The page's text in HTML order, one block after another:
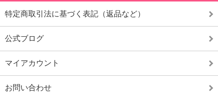
特定商取引法に基づく表記（返品など）
公式ブログ
マイアカウント
お問い合わせ